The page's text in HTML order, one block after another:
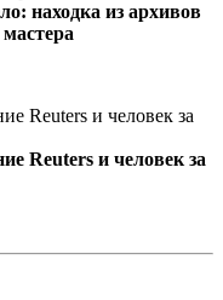
находка из архивов
Reuters и человек за